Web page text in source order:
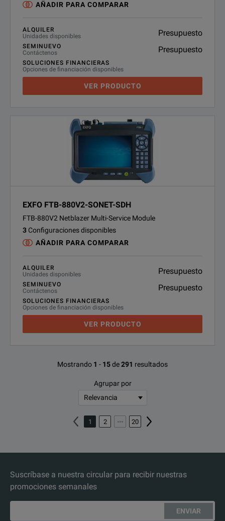
AÑADIR PARA COMPARAR
ALQUILER
Unidades disponibles
Presupuesto
SEMINUEVO
Contáctenos
Presupuesto
SOLUCIONES FINANCIERAS
Opciones de financiación disponibles
VER PRODUCTO
EXFO FTB-880V2-SONET-SDH
FTB-880V2 Netblazer Multi-Service Module
3 Configuraciones disponibles
AÑADIR PARA COMPARAR
ALQUILER
Unidades disponibles
Presupuesto
SEMINUEVO
Contáctenos
Presupuesto
SOLUCIONES FINANCIERAS
Opciones de financiación disponibles
VER PRODUCTO
Mostrando 1 - 15de291 resultados
Agrupar por
1 2 20
Suscríbase a nuestra circular para recibir nuestras
promociones semanales
ENVIAR